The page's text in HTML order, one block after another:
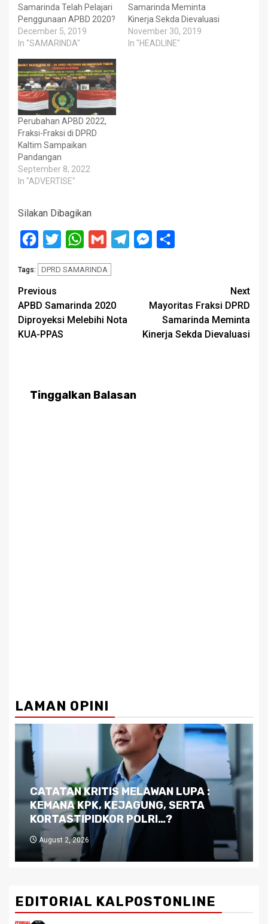
Samarinda Telah Pelajari
Penggunaan APBD 2020?
December 5, 2019
In "SAMARINDA"
Samarinda Meminta
Kinerja Sekda Dievaluasi
November 30, 2019
In "HEADLINE"
Perubahan APBD 2022,
Fraksi-Fraksi di DPRD
Kaltim Sampaikan
Pandangan
September 8, 2022
In "ADVERTISE"
Silakan Dibagikan
Facebook
Twitter WhatsApp
Gmail TelegramMessenger
Tags: DPRD SAMARINDA
Post
navigation
Previous
APBD Samarinda 2020
Diproyeksi Melebihi Nota
KUA-PPAS
Next
Mayoritas Fraksi DPRD
Samarinda Meminta
Kinerja Sekda Dievaluasi
Tinggalkan Balasan
LAMAN OPINI
Dilema Kaltim di Tengah Krisis:
Kutukan Sumber Daya Alam dan
Pemimpin yang Tak Kreatif
July 29, 2026
EDITORIAL KALPOSTONLINE